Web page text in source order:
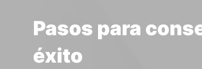
Pasos para
éxito